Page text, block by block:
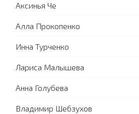
Аксинья Че
Алла Прокопенко
Инна Турченко
Лариса Малышева
Анна Голубева
Владимир Шебзухов